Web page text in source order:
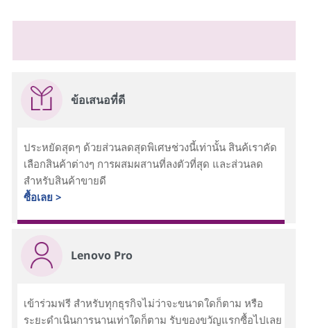
ข้อเสนอที่ดี
ประหยัดสุดๆ ด้วยส่วนลดสุดพิเศษช่วงนี้เท่านั้น สินค้เราคัด
เลือกสินค้าต่างๆ การผสมผสานที่ลงตัวที่สุด และส่วนลด
สำหรับสินค้าขายดี
ซื้อเลย >
Lenovo Pro
เข้าร่วมฟรี สำหรับทุกธุรกิจไม่ว่าจะขนาดใดก็ตาม หรือ
ระยะดำเนินการนานเท่าใดก็ตาม รับของขวัญแรกซื้อไปเลย